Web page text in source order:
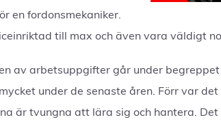
en fordonsmekaniker.
till max och även vara väldigt
av arbetsuppgifter går under
under de senaste åren. Förr var
är tvungna att lära sig och hantera.